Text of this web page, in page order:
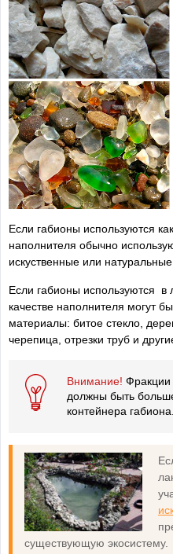
Если габионы используются
наполнителя обычно
искуственные или
Если габионы используются
качестве наполнителя могут
материалы: битое стекло,
черепица, отрезки труб и
Внимание! Фракции
должны быть
контейнера габиона.
существующую экосистему.